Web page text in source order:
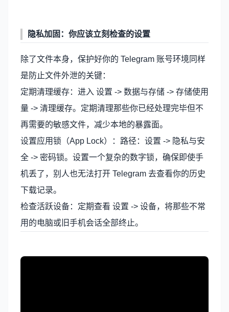
隐私加固：你应该立刻检查的设置
除了文件本身，保护好你的 Telegram 账号环境同样
是防止文件外泄的关键：
定期清理缓存：进入 设置 -> 数据与存储 -> 存储使用
量 -> 清理缓存。定期清理那些你已经处理完毕但不
再需要的敏感文件，减少本地的暴露面。
设置应用锁（App Lock）：路径：设置 -> 隐私与安
全 -> 密码锁。设置一个复杂的数字锁，确保即使手
机丢了，别人也无法打开 Telegram 去查看你的历史
下载记录。
检查活跃设备：定期查看 设置 -> 设备，将那些不常
用的电脑或旧手机会话全部终止。